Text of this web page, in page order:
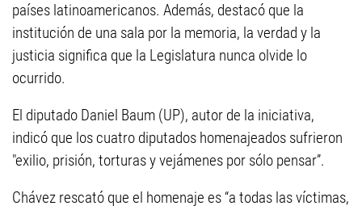
países latinoamericanos. Además, destacó que la
institución de una sala por la memoria, la verdad y la
justicia significa que la Legislatura nunca olvide lo
ocurrido.
El diputado Daniel Baum (UP), autor de la iniciativa,
indicó que los cuatro diputados homenajeados sufrieron
"exilio, prisión, torturas y vejámenes por sólo pensar”.
Chávez rescató que el homenaje es “a todas las víctimas,